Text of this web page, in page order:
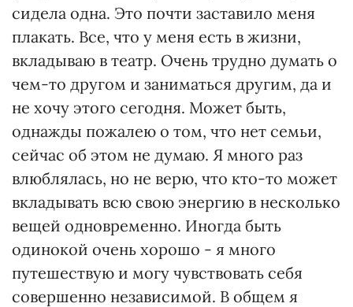
сидела одна. Это почти заставило меня
плакать. Все, что у меня есть в жизни,
вкладываю в театр. Очень трудно думать о
чем-то другом и заниматься другим, да и
не хочу этого сегодня. Может быть,
однажды пожалею о том, что нет семьи,
сейчас об этом не думаю. Я много раз
влюблялась, но не верю, что кто-то может
вкладывать всю свою энергию в несколько
вещей одновременно. Иногда быть
одинокой очень хорошо - я много
путешествую и могу чувствовать себя
совершенно независимой. В общем я